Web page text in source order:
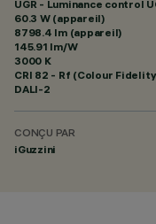
UGR - Luminance control
60.3 W (appareil)
8798.4 lm (appareil)
145.91 lm/W
3000 K
CRI 82 - Rf (Colour
DALI-2
CONÇU PAR
iGuzzini